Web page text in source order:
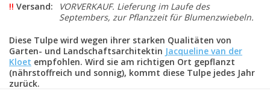
!! Versand:
VORVERKAUF. Lieferung im Laufe des
Septembers, zur Pflanzzeit für Blumenzwiebeln.
Diese Tulpe wird wegen ihrer starken Qualitäten von
Garten- und Landschaftsarchitektin Jacqueline van der
Kloet empfohlen. Wird sie am richtigen Ort gepflanzt
(nährstoffreich und sonnig), kommt diese Tulpe jedes Jahr
zurück.